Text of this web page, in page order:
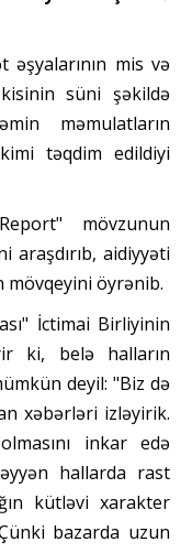
mis və
süni şəkildə
məmulatların
təqdim edildiyi
mövzunun
araşdırıb, aidiyyəti
mövqeyini öyrənib.
İctimai Birliyinin
ki, belə halların
deyil: "Biz də
xəbərləri izləyirik.
inkar edə
hallarda rast
kütləvi xarakter
bazarda uzun